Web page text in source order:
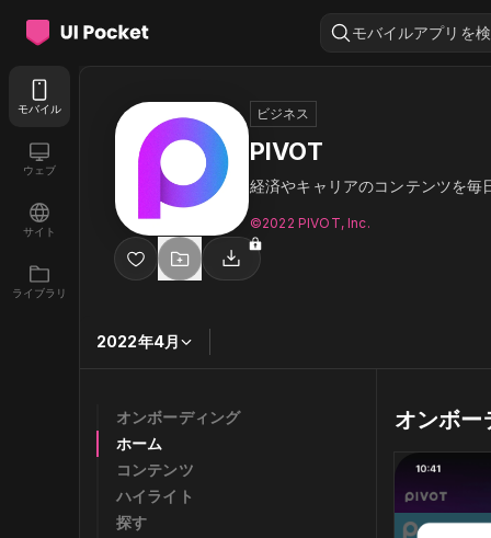
モバイルアプリを
モバイル
ウェブ
サイト
ライブラリ
ビジネス
PIVOT
経済やキャリアのコンテンツを毎
©︎2022 PIVOT, Inc.
2022年4月
オンボーディング
ホーム
コンテンツ
ハイライト
探す
オンボー